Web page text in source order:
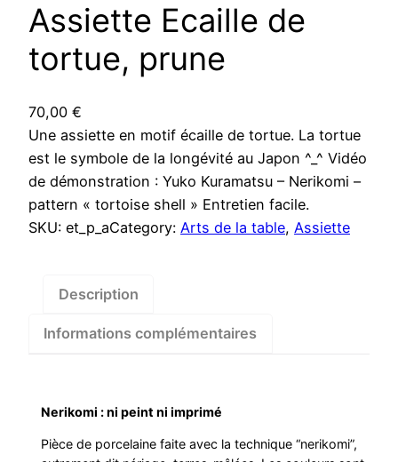
Assiette Ecaille de
tortue, prune
70,00 €
Une assiette en motif écaille de tortue. La tortue
est le symbole de la longévité au Japon ^_^ Vidéo
de démonstration : Yuko Kuramatsu – Nerikomi –
pattern « tortoise shell » Entretien facile.
SKU: et_p_aCategory: Arts de la table, Assiette
Description
Informations complémentaires
Nerikomi : ni peint ni imprimé
Pièce de porcelaine faite avec la technique “nerikomi”,